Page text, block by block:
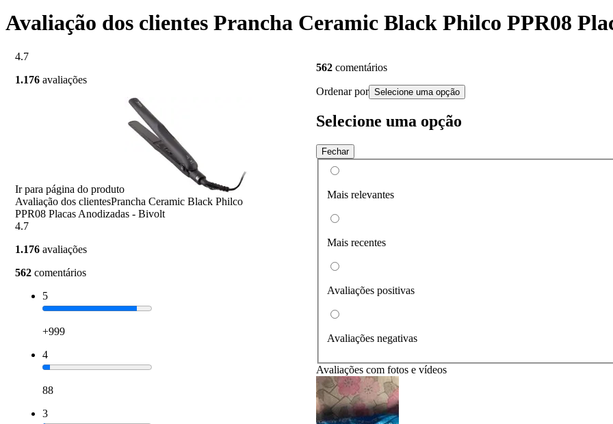
Avaliação dos clientes Prancha Ceramic Black Philco PPR08
4.7
1.176 avaliações
Ir para página do produto
Avaliação dos clientesPrancha Ceramic Black Philco
PPR08 Placas Anodizadas - Bivolt
4.7
1.176 avaliações
562 comentários
5
+999
4
88
3
562 comentários
Ordenar por Selecione uma opção
Selecione uma opção
Fechar
Mais relevantes
Mais recentes
Avaliações positivas
Avaliações negativas
Avaliações com fotos e vídeos